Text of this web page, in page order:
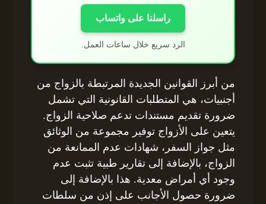
راسلنا على واتساب
الرد سريع خلال ساعات العمل.
من أبرز القوانين الجديدة المرتبطة بالزواج من
أجنبيات، هي المتطلبات القانونية التي تشمل
ضرورة تقديم مستندات تدعم صلاحية الزواج.
يتعين على الأزواج توفير مجموعة من الوثائق
مثل جواز السفر، شهادات عدم الممانعة من
الزواج، بالإضافة إلى تقارير طبية تثبت عدم
وجود أي أمراض معدية. هذا بالإضافة إلى
ضرورة حصول الأجانب على إذن من سلطات